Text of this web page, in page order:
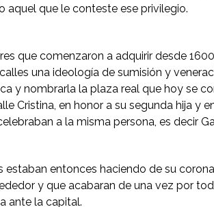
aquel que le conteste ese privilegio.
que comenzaron a adquirir desde
una ideología de sumisión y
y nombrarla la plaza real que hoy se
Cristina, en honor a su segunda hija y
a la misma persona, es decir
estaban entonces haciendo de su
y que acabaran de una vez por
ante la capital.